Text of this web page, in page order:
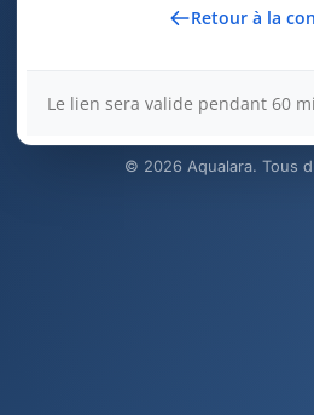
Retour à la
Le lien sera valide pendant 60
© 2026 Aqualara. Tous